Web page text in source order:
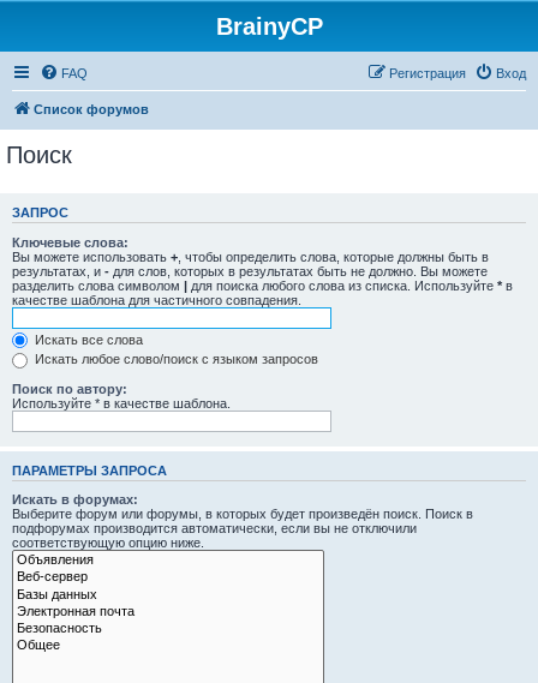
BrainyCP
FAQ Вход
Регистрация
Список форумов
Поиск
ЗАПРОС
Ключевые слова:
Вы можете использовать + , чтобы определить слова, которые должны быть в
результатах, и - для слов, которых в результатах быть не должно. Вы можете
разделить слова символом | для поиска любого слова из списка. Используйте * в
качестве шаблона для частичного совпадения.
Искать все слова
Искать любое слово/поиск с языком запросов
Поиск по автору:
Используйте * в качестве шаблона.
ПАРАМЕТРЫ ЗАПРОСА
Искать в форумах:
Выберите форум или форумы, в которых будет произведён поиск. Поиск в
подфорумах производится автоматически, если вы не отключили
соответствующую опцию ниже.